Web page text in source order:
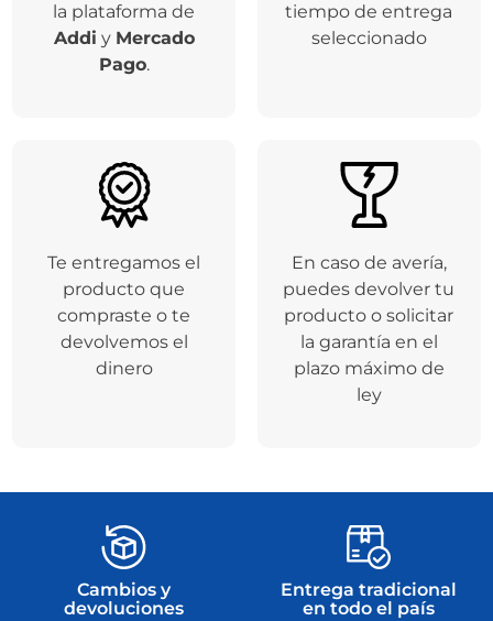
la plataforma de
Addi y Mercado
Pago.
tiempo de entrega
seleccionado
Te entregamos el
producto que
compraste o te
devolvemos el
dinero
En caso de avería,
puedes devolver tu
producto o solicitar
la garantía en el
plazo máximo de
ley
Cambios y
devoluciones
Entrega tradicional
en todo el país